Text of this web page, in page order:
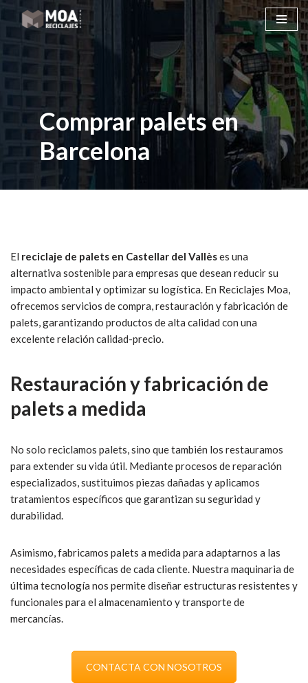
Comprar palets en
Barcelona
El reciclaje de palets en Castellar del Vallèses una
alternativa sostenible para empresas que desean reducir su
impacto ambiental y optimizar su logística. En Reciclajes Moa,
ofrecemos servicios de compra, restauración y fabricación de
palets, garantizando productos de alta calidad con una
excelente relación calidad-precio.
Restauración y fabricación de
palets a medida
No solo reciclamos palets, sino que también los restauramos
para extender su vida útil. Mediante procesos de reparación
especializados, sustituimos piezas dañadas y aplicamos
tratamientos específicos que garantizan su seguridad y
durabilidad.
Asimismo, fabricamos palets a medida para adaptarnos a las
necesidades específicas de cada cliente. Nuestra maquinaria de
última tecnología nos permite diseñar estructuras resistentes y
funcionales para el almacenamiento y transporte de
mercancías.
CONTACTA CON NOSOTROS